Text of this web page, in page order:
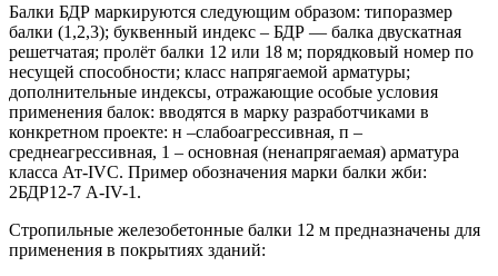
Балки БДР маркируются следующим образом: типоразмер
балки (1,2,3); буквенный индекс – БДР — балка двускатная
решетчатая; пролёт балки 12 или 18 м; порядковый номер по
несущей способности; класс напрягаемой арматуры;
дополнительные индексы, отражающие особые условия
применения балок: вводятся в марку разработчиками в
конкретном проекте: н –слабоагрессивная, п –
среднеагрессивная, 1 – основная (ненапрягаемая) арматура
класса Ат-IVС. Пример обозначения марки балки жби:
2БДР12-7 А-IV-1.
Стропильные железобетонные балки 12 м предназначены для
применения в покрытиях зданий: